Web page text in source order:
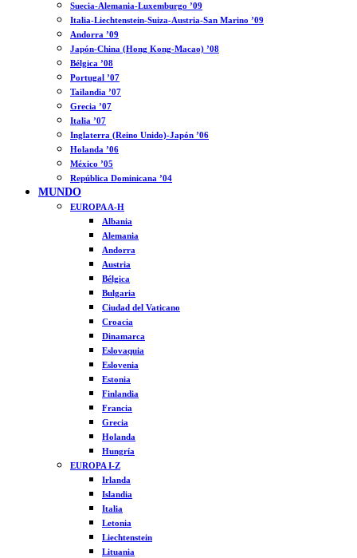
Suecia-Alemania-Luxemburgo ’09
Italia-Liechtenstein-Suiza-Austria-San Marino ’09
Andorra ’09
Japón-China (Hong Kong-Macao) ’08
Bélgica ’08
Portugal ’07
Tailandia ’07
Grecia ’07
Italia ’07
Inglaterra (Reino Unido)-Japón ’06
Holanda ’06
México ’05
República Dominicana ’04
MUNDO
EUROPA A-H
Albania
Alemania
Andorra
Austria
Bélgica
Bulgaria
Ciudad del Vaticano
Croacia
Dinamarca
Eslovaquia
Eslovenia
Estonia
Finlandia
Francia
Grecia
Holanda
Hungría
EUROPA I-Z
Irlanda
Islandia
Italia
Letonia
Liechtenstein
Lituania